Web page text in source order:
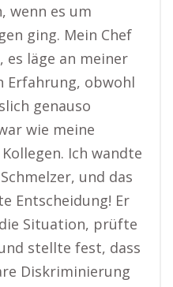
wenn es um
ging. Mein Chef
es läge an meiner
Erfahrung, obwohl
genauso
wie meine
Ich wandte
und das
Entscheidung! Er
Situation, prüfte
stellte fest, dass
Diskriminierung